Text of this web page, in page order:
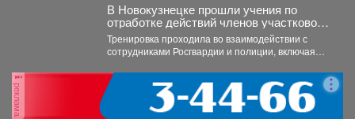
В Новокузнецке прошли учения по
отработке действий членов участковой
избирательной комиссии в нештатных
ситуациях на предстоящих выборах.
Тренировка проходила во взаимодействии с
сотрудниками Росгвардии и полиции, включая
реклама